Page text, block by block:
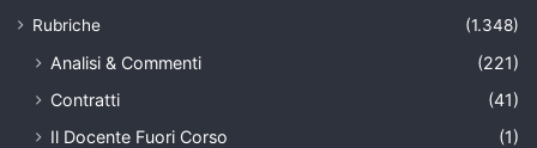
Rubriche (1.348)
Analisi & Commenti
(221)
Contratti
(41)
Il Docente Fuori Corso
(1)